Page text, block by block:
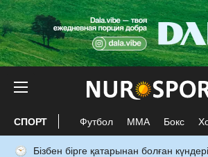
СПОРТ Футбол ММА Бокс
Бізбен бірге қатарынан болған